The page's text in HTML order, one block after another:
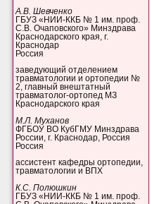
А.В. Шевченко
ГБУЗ «НИИ-ККБ № 1 им. проф.
С.В. Очаповского» Минздрава
Краснодарского края, г.
Краснодар
Россия
заведующий отделением
травматологии и ортопедии №
2, главный внештатный
травматолог-ортопед МЗ
Краснодарского края
М.Л. Муханов
ФГБОУ ВО КубГМУ Минздрава
России, г. Краснодар, Россия
Россия
ассистент кафедры ортопедии,
травматологии и ВПХ
К.С. Полюшкин
ГБУЗ «НИИ-ККБ № 1 им. проф.